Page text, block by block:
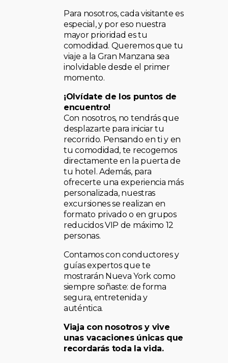
Para nosotros, cada visitante es
especial, y por eso nuestra
mayor prioridad es tu
comodidad. Queremos que tu
viaje a la Gran Manzana sea
inolvidable desde el primer
momento.
¡Olvídate de los puntos de
encuentro!
Con nosotros, no tendrás que
desplazarte para iniciar tu
recorrido. Pensando en ti y en
tu comodidad, te recogemos
directamente en la puerta de
tu hotel. Además, para
ofrecerte una experiencia más
personalizada, nuestras
excursiones se realizan en
formato privado o en grupos
reducidos VIP de máximo 12
personas.
Contamos con conductores y
guías expertos que te
mostrarán Nueva York como
siempre soñaste: de forma
segura, entretenida y
auténtica.
Viaja con nosotros y vive
unas vacaciones únicas que
recordarás toda la vida.